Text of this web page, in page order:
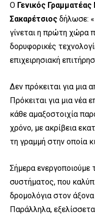
Ο Γενικός
Σακαρέτσιος δήλωσε:
γίνεται η πρώτη χώρα
δορυφορικές
επιχειρησιακή
Δεν πρόκειται για μια
Πρόκειται για μια νέα
κάθε αμαξοστοιχία
χρόνο, με ακρίβεια
τη γραμμή στην οποία
Σήμερα
συστήματος, που
δρομολόγια στον
Παράλληλα,